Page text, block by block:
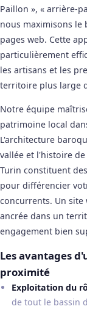
Paillon », « arrière-
nous maximisons le
pages web. Cette
particulièrement
les artisans et les
territoire plus large
Notre équipe
patrimoine local
L'architecture
vallée et l'histoire
Turin constituent
pour différencier
concurrents. Un
ancrée dans un
engagement bien
Les avantages
proximité
Exploitation du
de tout le bassin